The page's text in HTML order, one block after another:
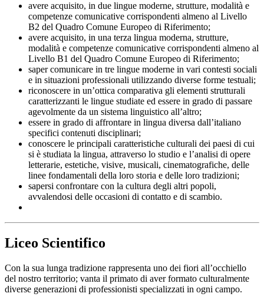
avere acquisito, in due lingue moderne, strutture, modalità e
competenze comunicative corrispondenti almeno al Livello
B2 del Quadro Comune Europeo di Riferimento;
avere acquisito, in una terza lingua moderna, strutture,
modalità e competenze comunicative corrispondenti almeno al
Livello B1 del Quadro Comune Europeo di Riferimento;
saper comunicare in tre lingue moderne in vari contesti sociali
e in situazioni professionali utilizzando diverse forme testuali;
riconoscere in un’ottica comparativa gli elementi strutturali
caratterizzanti le lingue studiate ed essere in grado di passare
agevolmente da un sistema linguistico all’altro;
essere in grado di affrontare in lingua diversa dall’italiano
specifici contenuti disciplinari;
conoscere le principali caratteristiche culturali dei paesi di cui
si è studiata la lingua, attraverso lo studio e l’analisi di opere
letterarie, estetiche, visive, musicali, cinematografiche, delle
linee fondamentali della loro storia e delle loro tradizioni;
sapersi confrontare con la cultura degli altri popoli,
avvalendosi delle occasioni di contatto e di scambio.
Liceo Scientifico
Con la sua lunga tradizione rappresenta uno dei fiori all’occhiello
del nostro territorio; vanta il primato di aver formato culturalmente
diverse generazioni di professionisti specializzati in ogni campo.